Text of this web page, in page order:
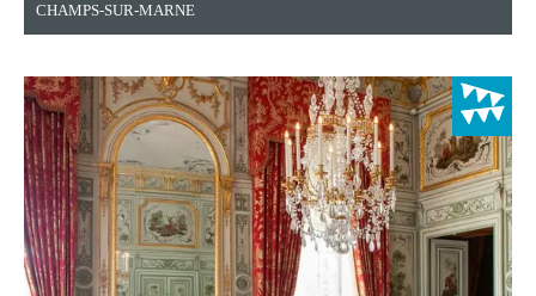
CHAMPS-SUR-MARNE